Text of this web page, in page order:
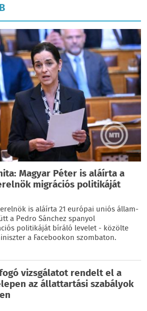
Magyar Péter is aláírta a
migrációs politikáját
is aláírta 21 európai uniós állam-
a Pedro Sánchez spanyol
politikáját bíráló levelet - közölte
a Facebookon szombaton.
vizsgálatot rendelt el a
az állattartási szabályok